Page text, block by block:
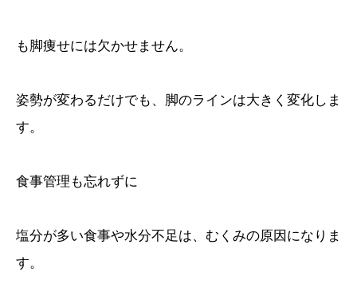
も脚痩せには欠かせません。
姿勢が変わるだけでも、脚のラインは大きく変化しま
す。
食事管理も忘れずに
塩分が多い食事や水分不足は、むくみの原因になりま
す。